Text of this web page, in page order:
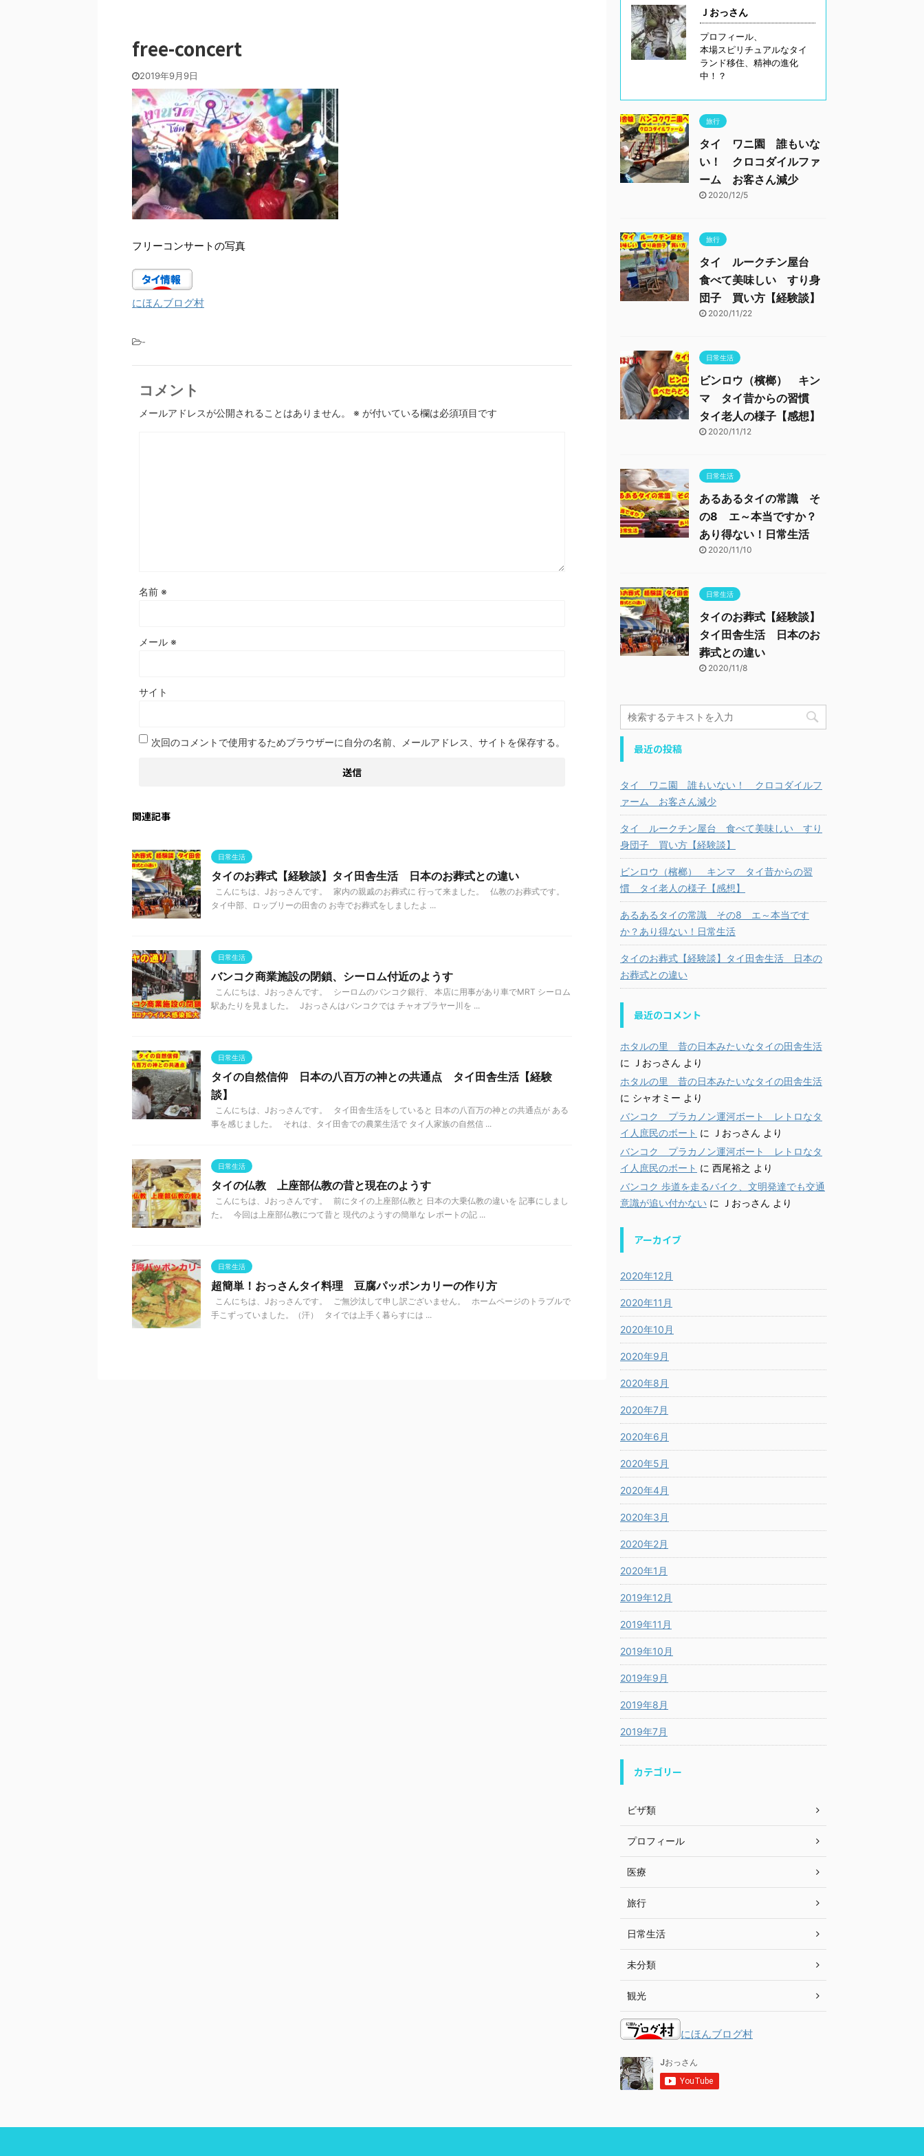
free-concert
2019年9月9日
フリーコンサートの写真
にほんブログ村
-
コメント
メールアドレスが公開されることはありません。 ※ が付いている欄は必須項目です
名前 ※
メール ※
サイト
次回のコメントで使用するためブラウザーに自分の名前、メールアドレス、サイトを保存する。
関連記事
日常生活
タイのお葬式【経験談】タイ田舎生活 日本のお葬式との違い
こんにちは、Jおっさんです。 家内の親戚のお葬式に 行って来ました。 仏教のお葬式です。
タイ中部、ロッブリーの田舎の お寺でお葬式をしましたよ ...
日常生活
バンコク商業施設の閉鎖、シーロム付近のようす
こんにちは、Jおっさんです。 シーロムのバンコク銀行、 本店に用事があり車でMRT シーロム
駅あたりを見ました。 Jおっさんはバンコクでは チャオプラヤー川を ...
日常生活
タイの自然信仰 日本の八百万の神との共通点 タイ田舎生活【経験
談】
こんにちは、Jおっさんです。 タイ田舎生活をしていると 日本の八百万の神との共通点が ある
事を感じました。 それは、タイ田舎での農業生活で タイ人家族の自然信 ...
日常生活
タイの仏教 上座部仏教の昔と現在のようす
こんにちは、Jおっさんです。 前にタイの上座部仏教と 日本の大乗仏教の違いを 記事にしまし
た。 今回は上座部仏教につて昔と 現代のようすの簡単な レポートの記 ...
日常生活
超簡単！おっさんタイ料理 豆腐パッポンカリーの作り方
こんにちは、Jおっさんです。 ご無沙汰して申し訳ございません。 ホームページのトラブルで
手こずっていました。（汗） タイでは上手く暮らすには ...
Ｊおっさん
プロフィール、
本場スピリチュアルなタイ
ランド移住、精神の進化
中！？
旅行
タイ ワニ園 誰もいな
い！ クロコダイルファ
ーム お客さん減少
2020/12/5
旅行
タイ ルークチン屋台
食べて美味しい すり身
団子 買い方【経験談】
2020/11/22
日常生活
ビンロウ（檳榔） キン
マ タイ昔からの習慣
タイ老人の様子【感想】
2020/11/12
日常生活
あるあるタイの常識 そ
の8 エ～本当ですか？
あり得ない！日常生活
2020/11/10
日常生活
タイのお葬式【経験談】
タイ田舎生活 日本のお
葬式との違い
2020/11/8
最近の投稿
タイ ワニ園 誰もいない！ クロコダイルフ
ァーム お客さん減少
タイ ルークチン屋台 食べて美味しい すり
身団子 買い方【経験談】
ビンロウ（檳榔） キンマ タイ昔からの習
慣 タイ老人の様子【感想】
あるあるタイの常識 その8 エ～本当です
か？あり得ない！日常生活
タイのお葬式【経験談】タイ田舎生活 日本の
お葬式との違い
最近のコメント
ホタルの里 昔の日本みたいなタイの田舎生活
に
Ｊおっさん より
ホタルの里 昔の日本みたいなタイの田舎生活
に シャオミー より
バンコク プラカノン運河ボート レトロなタ
イ人庶民のボート に Ｊおっさん より
バンコク プラカノン運河ボート レトロなタ
イ人庶民のボート に 西尾裕之 より
バンコク 歩道を走るバイク、文明発達でも交通
意識が追い付かない に Ｊおっさん より
アーカイブ
2020年12月
2020年11月
2020年10月
2020年9月
2020年8月
2020年7月
2020年6月
2020年5月
2020年4月
2020年3月
2020年2月
2020年1月
2019年12月
2019年11月
2019年10月
2019年9月
2019年8月
2019年7月
カテゴリー
ビザ類
プロフィール
医療
旅行
日常生活
未分類
観光
にほんブログ村